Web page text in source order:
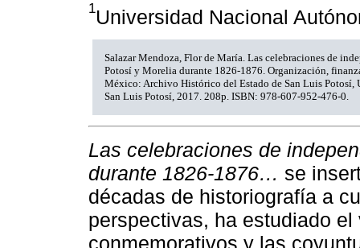
1Universidad Nacional
Salazar Mendoza, Flor de María. Las celebraciones de
Potosí y Morelia durante 1826-1876. Organización,
México: Archivo Histórico del Estado de San Luis Potosí,
San Luis Potosí, 2017. 208p. ISBN: 978-607-952-476-0.
Las celebraciones de
durante 1826-1876… se
décadas de historiografía a
perspectivas, ha estudiado
conmemorativos y las